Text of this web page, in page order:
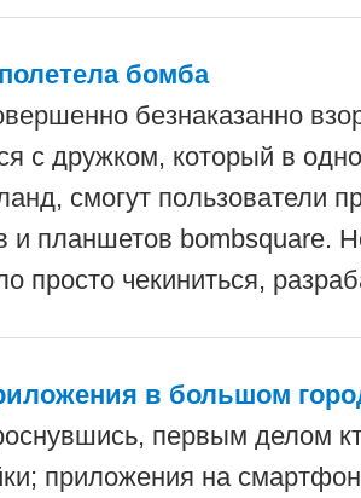
бомба
безнаказанно
с дружком, который в
смогут пользователи
и планшетов bombsquare.
просто чекиниться,
в большом
первым делом
приложения на